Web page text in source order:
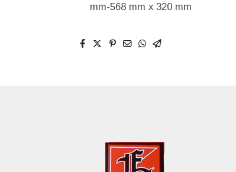
mm-568 mm x 320 mm